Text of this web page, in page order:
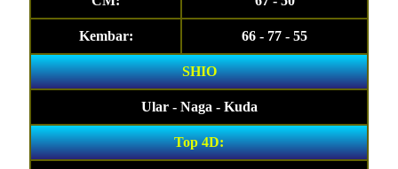
Kembar: 66 - 77 - 55
SHIO
Ular - Naga - Kuda
Top 4D: